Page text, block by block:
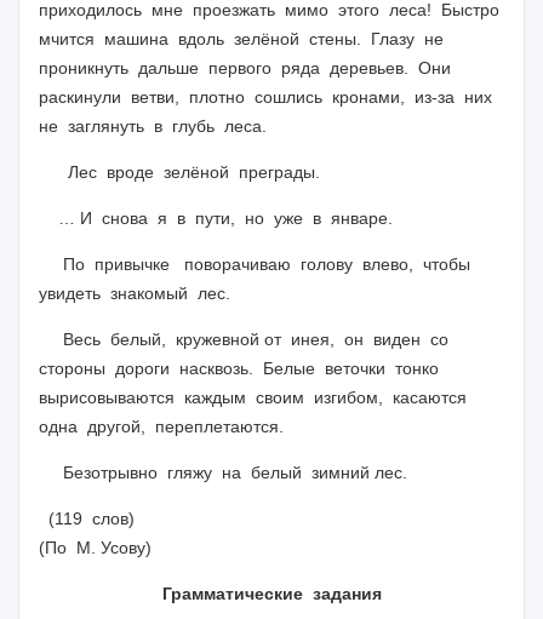
приходилось мне проезжать мимо этого леса! Быстро
мчится машина вдоль зелёной стены. Глазу не
проникнуть дальше первого ряда деревьев. Они
раскинули ветви, плотно сошлись кронами, из-за них
не заглянуть в глубь леса.
Лес вроде зелёной преграды.
… И снова я в пути, но уже в январе.
По привычке поворачиваю голову влево, чтобы
увидеть знакомый лес.
Весь белый, кружевной от инея, он виден со
стороны дороги насквозь. Белые веточки тонко
вырисовываются каждым своим изгибом, касаются
одна другой, переплетаются.
Безотрывно гляжу на белый зимний лес.
(119 слов)
(По М. Усову)
Грамматические задания